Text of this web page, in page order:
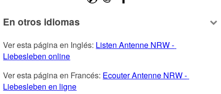
En otros idiomas
Ver esta página en Inglés: Listen Antenne NRW -
Liebesleben online
Ver esta página en Francés: Ecouter Antenne NRW -
Liebesleben en ligne